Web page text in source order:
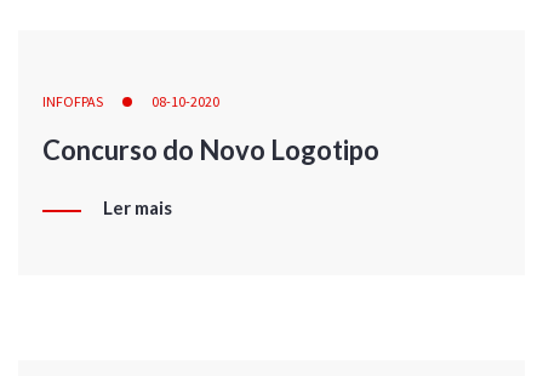
INFOFPAS 08-10-2020
Concurso do Novo Logotipo
Ler mais